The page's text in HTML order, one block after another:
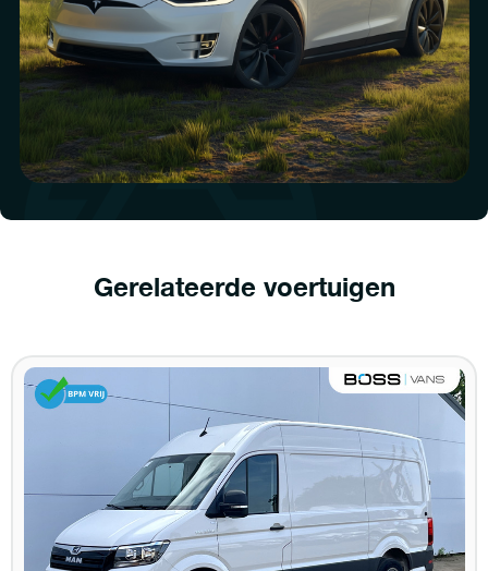
Gerelateerde voertuigen